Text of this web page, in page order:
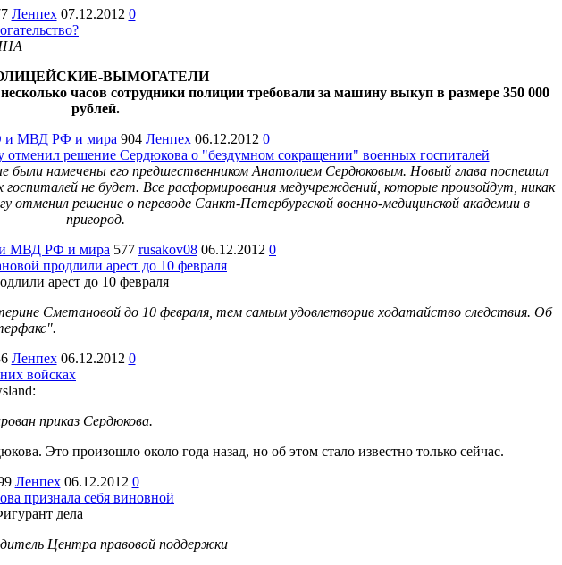
Ленпех 07.12.2012 0
ИЦЕЙСКИЕ-ВЫМОГАТЕЛИ
часов сотрудники полиции требовали за машину выкуп в размере 350 000
рублей.
и МВД РФ и мира 904 Ленпех 06.12.2012 0
решение Сердюкова о "бездумном сокращении" военных госпиталей
намечены его предшественником Анатолием Сердюковым. Новый глава поспешил
не будет. Все расформирования медучреждений, которые произойдут, никак
отменил решение о переводе Санкт-Петербургской военно-медицинской академии в
пригород.
МВД РФ и мира 577 rusakov08 06.12.2012 0
продлили арест до 10 февраля
Сметановой до 10 февраля, тем самым удовлетворив ходатайство следствия. Об
Ленпех 06.12.2012 0
войсках
приказ Сердюкова.
Это произошло около года назад, но об этом стало известно только сейчас.
Ленпех 06.12.2012 0
признала себя виновной
Центра правовой поддержки